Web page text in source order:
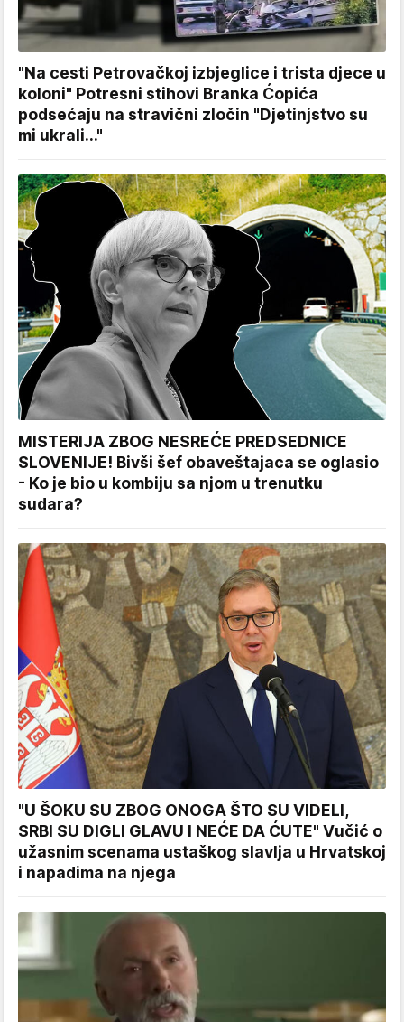
"Na cesti Petrovačkoj izbjeglice i trista djece u
koloni" Potresni stihovi Branka Ćopića
podsećaju na stravični zločin "Djetinjstvo su
mi ukrali..."
MISTERIJA ZBOG NESREĆE PREDSEDNICE
SLOVENIJE! Bivši šef obaveštajaca se oglasio
- Ko je bio u kombiju sa njom u trenutku
sudara?
"U ŠOKU SU ZBOG ONOGA ŠTO SU VIDELI,
SRBI SU DIGLI GLAVU I NEĆE DA ĆUTE" Vučić o
užasnim scenama ustaškog slavlja u Hrvatskoj
i napadima na njega